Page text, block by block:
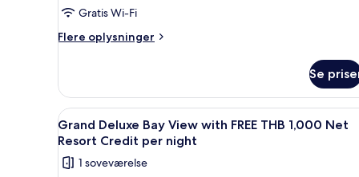
Bedroom
Ocean
with
FREE
THB
1,000
Net
Gratis Wi-Fi
Flere oplysninger
Flere
Two
Bedroom
Ocean
Pool
with
Se
Indlæs
alle
billeder
af
Et trægulv med spiseplads, et
5
Grand Deluxe Bay View with FREE THB 1,000 Net
Resort Credit per night
1 soveværelse